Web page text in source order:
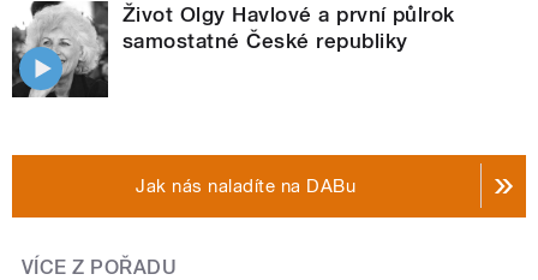
Život Olgy Havlové a první půlrok
samostatné České republiky
Jak nás naladíte na DABu
VÍCE Z POŘADU